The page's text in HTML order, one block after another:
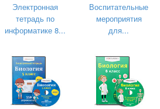
«Лучше один раз увидеть,
чем сто раз услышать».
спелым и лишь в некоторых местах
зеленоватые тона. На хвостике этого
совсем не портило его внешний вид.
Электронная
тетрадь по
информатике 8...
Воспитательные
мероприятия
для...